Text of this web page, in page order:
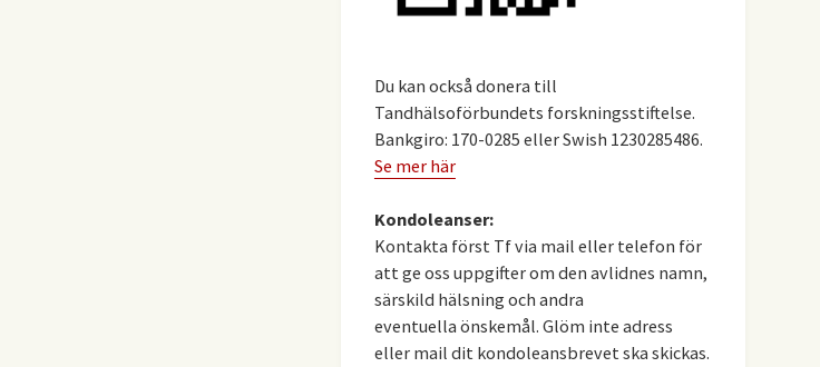
Du kan också donera till
Tandhälsoförbundets forskningsstiftelse.
Bankgiro: 170-0285 eller Swish 1230285486.
Se mer här
Kondoleanser:
Kontakta först Tf via mail eller telefon för
att ge oss uppgifter om den avlidnes namn,
särskild hälsning och andra
eventuella önskemål. Glöm inte adress
eller mail dit kondoleansbrevet ska skickas.